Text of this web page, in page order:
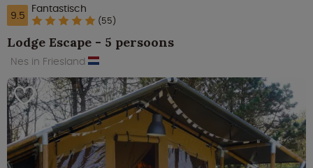
9.5 Fantastisch
(55)
Lodge Escape - 5 persoons
Nes in Friesland